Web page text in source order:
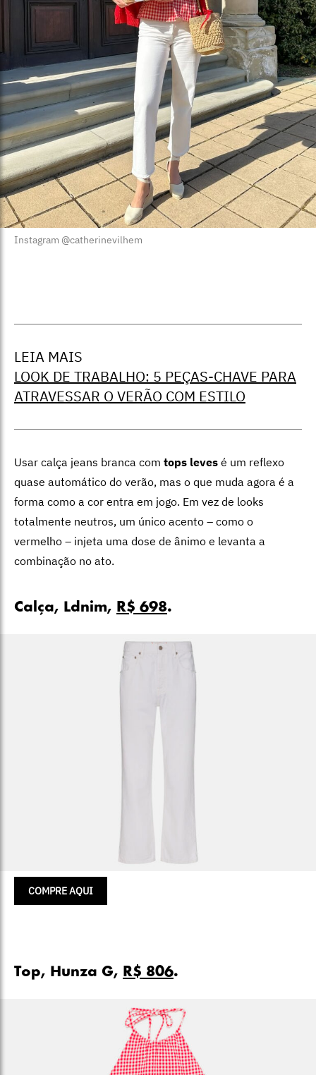
Instagram @catherinevilhem
LEIA MAIS
LOOK DE TRABALHO: 5 PEÇAS-CHAVE PARA
ATRAVESSAR O VERÃO COM ESTILO
Usar calça jeans branca com tops leves é um reflexo
quase automático do verão, mas o que muda agora é a
forma como a cor entra em jogo. Em vez de looks
totalmente neutros, um único acento – como o
vermelho – injeta uma dose de ânimo e levanta a
combinação no ato.
Calça, Ldnim, R$ 698.
COMPRE AQUI
Top, Hunza G, R$ 806.